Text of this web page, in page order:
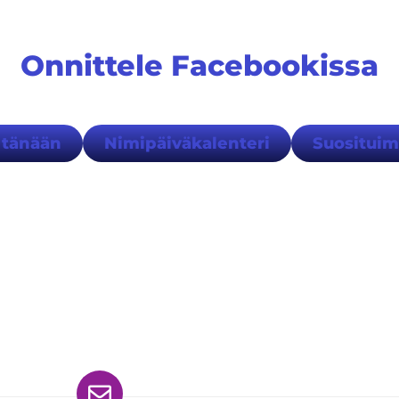
Onnittele Facebookissa
Nimipäiväkalenteri